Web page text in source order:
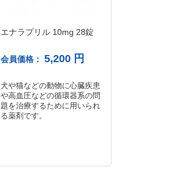
エナラプリル 10mg 28錠
会員価格： 5,200 円
犬や猫などの動物に心臓疾患
や高血圧などの循環器系の問
題を治療するために用いられ
る薬剤です。